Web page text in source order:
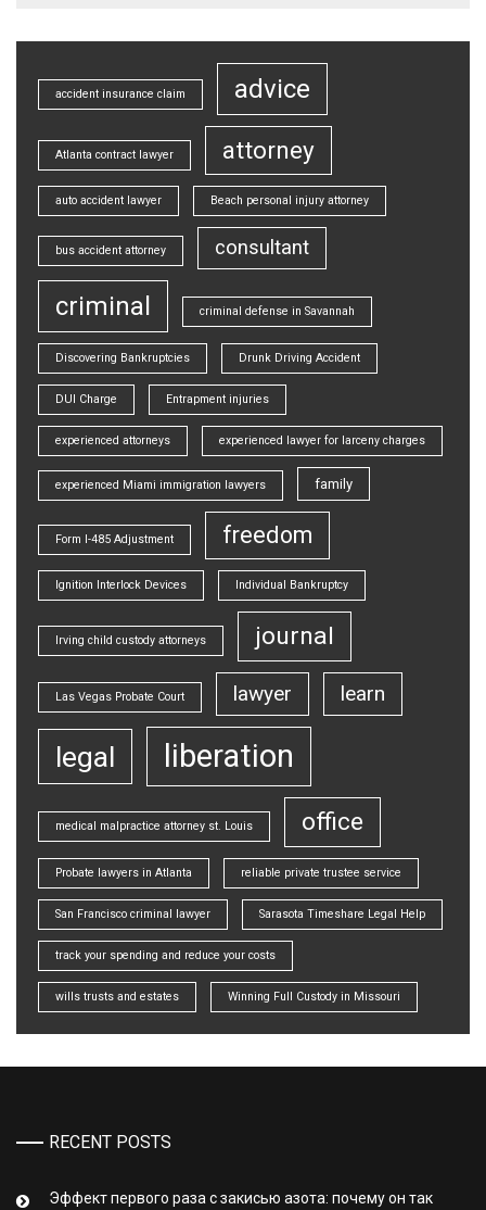
accident insurance claim advice
Atlanta contract lawyer attorney
auto accident lawyer Beach personal injury attorney
bus accident attorney consultant
criminal criminal defense in Savannah
Discovering Bankruptcies Drunk Driving Accident
DUI Charge Entrapment injuries
experienced attorneys experienced lawyer for larceny charges
experienced Miami immigration lawyers family
Form I-485 Adjustment freedom
Ignition Interlock Devices Individual Bankruptcy
Irving child custody attorneys journal
Las Vegas Probate Court lawyer learn
legal liberation
medical malpractice attorney st. Louis office
Probate lawyers in Atlanta reliable private trustee service
San Francisco criminal lawyer Sarasota Timeshare Legal Help
track your spending and reduce your costs
wills trusts and estates Winning Full Custody in Missouri
RECENT POSTS
Эффект первого раза с закисью азота: почему он так